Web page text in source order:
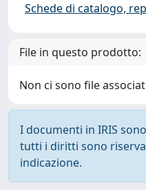
Schede di catalogo,
File in questo prodotto:
Non ci sono file
I documenti in IRIS
tutti i diritti sono
indicazione.